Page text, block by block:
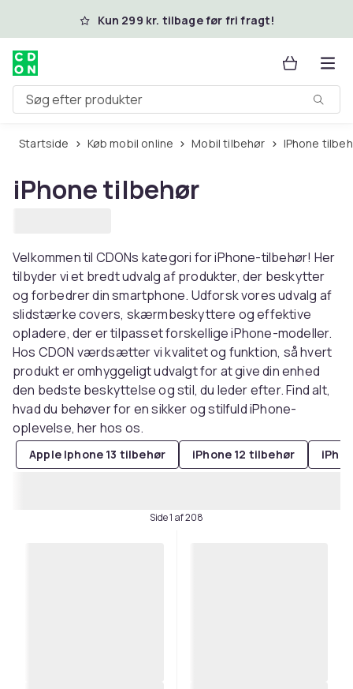
Spring til hovedindhold
Kun 299 kr. tilbage før fri fragt!
Søg efter produkter
Startside Køb mobil online Mobil tilbehør iPhone
iPhone tilbehør
Velkommen til CDONs kategori for iPhone-tilbehør! Her
tilbyder vi et bredt udvalg af produkter, der beskytter
og forbedrer din smartphone. Udforsk vores udvalg af
slidstærke covers, skærmbeskyttere og effektive
opladere, der er tilpasset forskellige iPhone-modeller.
Hos CDON værdsætter vi kvalitet og funktion, så hvert
produkt er omhyggeligt udvalgt for at give din enhed
den bedste beskyttelse og stil, du leder efter. Find alt,
hvad du behøver for en sikker og stilfuld iPhone-
oplevelse, her hos os.
Apple Iphone 13 tilbehør iPhone 12 tilbehør
Side 1 af 208